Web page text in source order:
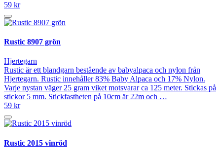
59 kr
Rustic 8907 grön
Hjertegarn
Rustic är ett blandgarn bestående av babyalpaca och nylon från
Hjertegarn. Rustic innehåller 83% Baby Alpaca och 17% Nylon.
Varje nystan väger 25 gram viket motsvarar ca 125 meter. Stickas på
stickor 5 mm. Stickfastheten på 10cm är 22m och …
59 kr
Rustic 2015 vinröd